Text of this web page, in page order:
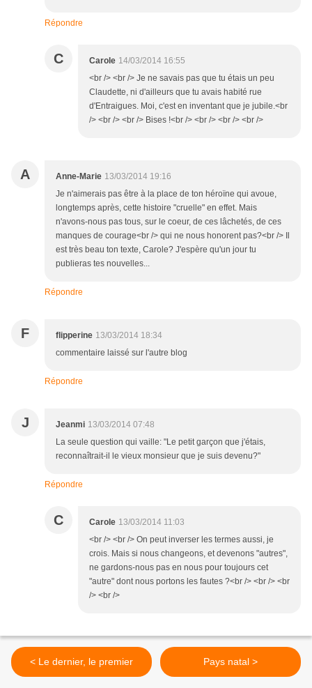
Répondre
C Carole 14/03/2014 16:55
<br /> <br /> Je ne savais pas que tu étais un peu
Claudette, ni d'ailleurs que tu avais habité rue
d'Entraigues. Moi, c'est en inventant que je jubile.<br
/> <br /> <br /> Bises !<br /> <br /> <br /> <br />
A Anne-Marie 13/03/2014 19:16
Je n'aimerais pas être à la place de ton héroïne qui avoue,
longtemps après, cette histoire "cruelle" en effet. Mais
n'avons-nous pas tous, sur le coeur, de ces lâchetés, de ces
manques de courage<br /> qui ne nous honorent pas?<br /> Il
est très beau ton texte, Carole? J'espère qu'un jour tu
publieras tes nouvelles...
Répondre
F flipperine 13/03/2014 18:34
commentaire laissé sur l'autre blog
Répondre
J Jeanmi 13/03/2014 07:48
La seule question qui vaille: "Le petit garçon que j'étais,
reconnaîtrait-il le vieux monsieur que je suis devenu?"
Répondre
C Carole 13/03/2014 11:03
<br /> <br /> On peut inverser les termes aussi, je
crois. Mais si nous changeons, et devenons "autres",
ne gardons-nous pas en nous pour toujours cet
"autre" dont nous portons les fautes ?<br /> <br /> <br
/> <br />
< Le dernier, le premier Pays natal >